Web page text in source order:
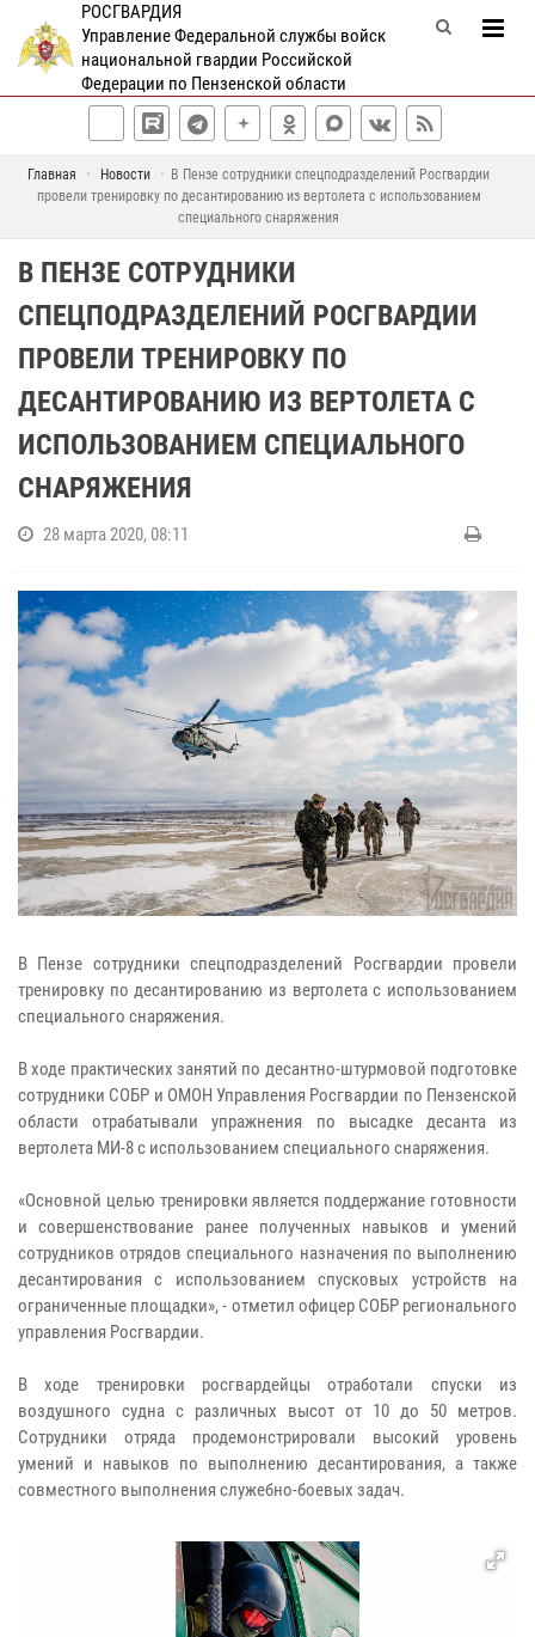
РОСГВАРДИЯ
Управление Федеральной службы войск
национальной гвардии Российской
Федерации по Пензенской области
Главная Новости
В Пензе сотрудники спецподразделений Росгвардии
провели тренировку по десантированию из вертолета с использованием
специального снаряжения
В ПЕНЗЕ СОТРУДНИКИ
СПЕЦПОДРАЗДЕЛЕНИЙ РОСГВАРДИИ
ПРОВЕЛИ ТРЕНИРОВКУ ПО
ДЕСАНТИРОВАНИЮ ИЗ ВЕРТОЛЕТА С
ИСПОЛЬЗОВАНИЕМ СПЕЦИАЛЬНОГО
СНАРЯЖЕНИЯ
28 марта 2020, 08:11
В Пензе сотрудники спецподразделений Росгвардии провели
тренировку по десантированию из вертолета с использованием
специального снаряжения.
В ходе практических занятий по десантно-штурмовой подготовке
сотрудники СОБР и ОМОН Управления Росгвардии по Пензенской
области отрабатывали упражнения по высадке десанта из
вертолета МИ-8 с использованием специального снаряжения.
«Основной целью тренировки является поддержание готовности
и совершенствование ранее полученных навыков и умений
сотрудников отрядов специального назначения по выполнению
десантирования с использованием спусковых устройств на
ограниченные площадки», - отметил офицер СОБР регионального
управления Росгвардии.
В ходе тренировки росгвардейцы отработали спуски из
воздушного судна с различных высот от 10 до 50 метров.
Сотрудники отряда продемонстрировали высокий уровень
умений и навыков по выполнению десантирования, а также
совместного выполнения служебно-боевых задач.